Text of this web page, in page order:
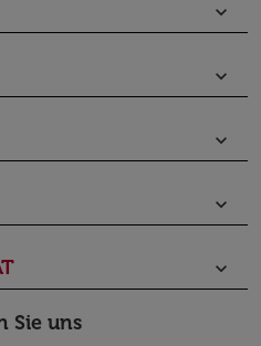
keyboard_arrow_down
keyboard_arrow_down
keyboard_arrow_down
keyboard_arrow_down
keyboard_arrow_down
Sie uns